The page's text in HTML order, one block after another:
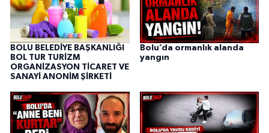
BOLU BELEDİYE BAŞKANLIĞI
BOL TUR TURİZM
ORGANİZASYON TİCARET VE
SANAYİ ANONİM ŞİRKETİ
Bolu’da ormanlık alanda
yangın